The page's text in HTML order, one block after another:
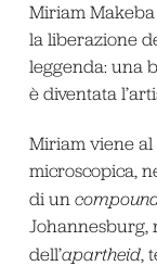
Miriam
la liberazione
leggenda: una
è diventata
Miriam viene al
microscopica,
di un
dell’apartheid,